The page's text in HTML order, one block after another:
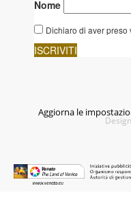
Aggiorna le